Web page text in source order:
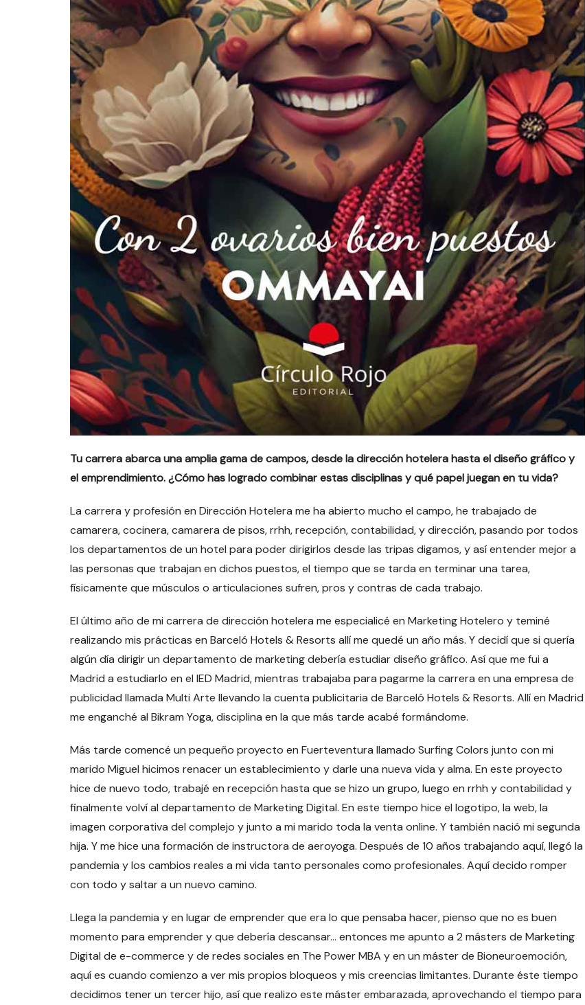
Tu carrera abarca una amplia gama de campos, desde la dirección hotelera hasta el diseño gráfico y
el emprendimiento. ¿Cómo has logrado combinar estas disciplinas y qué papel juegan en tu vida?
La carrera y profesión en Dirección Hotelera me ha abierto mucho el campo, he trabajado de
camarera, cocinera, camarera de pisos, rrhh, recepción, contabilidad, y dirección, pasando por todos
los departamentos de un hotel para poder dirigirlos desde las tripas digamos, y así entender mejor a
las personas que trabajan en dichos puestos, el tiempo que se tarda en terminar una tarea,
físicamente que músculos o articulaciones sufren, pros y contras de cada trabajo.
El último año de mi carrera de dirección hotelera me especialicé en Marketing Hotelero y teminé
realizando mis prácticas en Barceló Hotels & Resorts allí me quedé un año más. Y decidí que si quería
algún día dirigir un departamento de marketing debería estudiar diseño gráfico. Así que me fui a
Madrid a estudiarlo en el IED Madrid, mientras trabajaba para pagarme la carrera en una empresa de
publicidad llamada Multi Arte llevando la cuenta publicitaria de Barceló Hotels & Resorts. Allí en Madrid
me enganché al Bikram Yoga, disciplina en la que más tarde acabé formándome.
Más tarde comencé un pequeño proyecto en Fuerteventura llamado Surfing Colors junto con mi
marido Miguel hicimos renacer un establecimiento y darle una nueva vida y alma. En este proyecto
hice de nuevo todo, trabajé en recepción hasta que se hizo un grupo, luego en rrhh y contabilidad y
finalmente volví al departamento de Marketing Digital. En este tiempo hice el logotipo, la web, la
imagen corporativa del complejo y junto a mi marido toda la venta online. Y también nació mi segunda
hija. Y me hice una formación de instructora de aeroyoga. Después de 10 años trabajando aquí, llegó la
pandemia y los cambios reales a mi vida tanto personales como profesionales. Aquí decido romper
con todo y saltar a un nuevo camino.
Llega la pandemia y en lugar de emprender que era lo que pensaba hacer, pienso que no es buen
momento para emprender y que debería descansar… entonces me apunto a 2 másters de Marketing
Digital de e-commerce y de redes sociales en The Power MBA y en un máster de Bioneuroemoción,
aquí es cuando comienzo a ver mis propios bloqueos y mis creencias limitantes. Durante éste tiempo
decidimos tener un tercer hijo, así que realizo este máster embarazada, aprovechando el tiempo para